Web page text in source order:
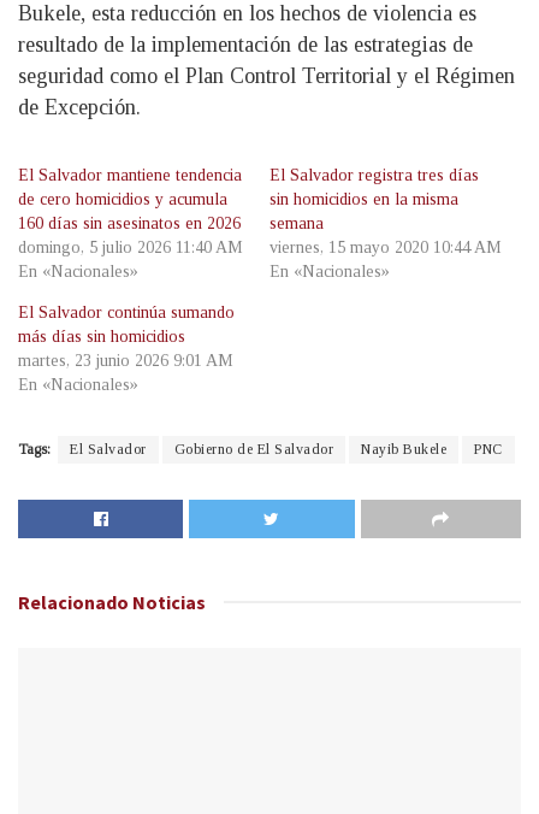
Bukele, esta reducción en los hechos de violencia es
resultado de la implementación de las estrategias de
seguridad como el Plan Control Territorial y el Régimen
de Excepción.
El Salvador mantiene tendencia
de cero homicidios y acumula
160 días sin asesinatos en 2026
domingo, 5 julio 2026 11:40 AM
En «Nacionales»
El Salvador registra tres días
sin homicidios en la misma
semana
viernes, 15 mayo 2020 10:44 AM
En «Nacionales»
El Salvador continúa sumando
más días sin homicidios
martes, 23 junio 2026 9:01 AM
En «Nacionales»
Tags: El Salvador Gobierno de El Salvador Nayib Bukele PNC
Relacionado Noticias